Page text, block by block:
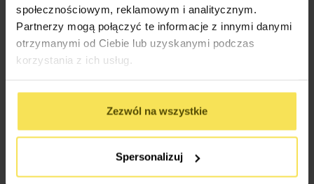
społecznościowym, reklamowym i analitycznym.
Partnerzy mogą połączyć te informacje z innymi danymi
otrzymanymi od Ciebie lub uzyskanymi podczas
korzystania z ich usług.
Zezwól na wszystkie
Spersonalizuj
DOMEK OGRODOWY SAN MARCO 28 (400X600CM) – SOSNA
NATURALNA (OPCJA)
15 150
Rozmiar: 4x6m